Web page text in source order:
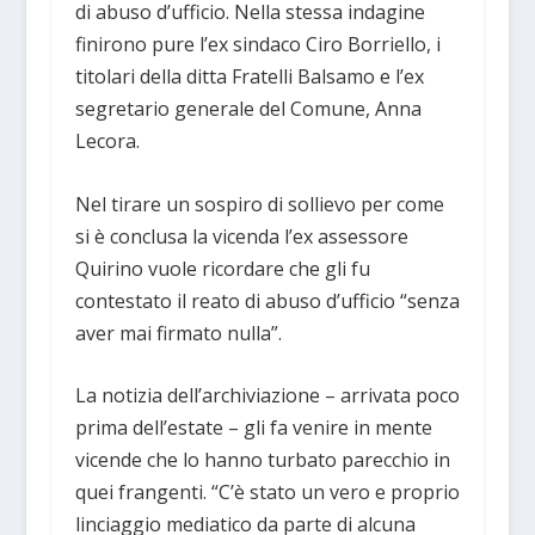
di abuso d’ufficio. Nella stessa indagine
finirono pure l’ex sindaco Ciro Borriello, i
titolari della ditta Fratelli Balsamo e l’ex
segretario generale del Comune, Anna
Lecora.
Nel tirare un sospiro di sollievo per come
si è conclusa la vicenda l’ex assessore
Quirino vuole ricordare che gli fu
contestato il reato di abuso d’ufficio “senza
aver mai firmato nulla”.
La notizia dell’archiviazione – arrivata poco
prima dell’estate – gli fa venire in mente
vicende che lo hanno turbato parecchio in
quei frangenti. “C’è stato un vero e proprio
linciaggio mediatico da parte di alcuna